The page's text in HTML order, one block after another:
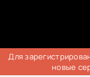
Для
новые